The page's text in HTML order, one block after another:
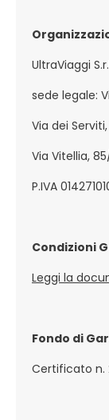
UltraViaggi
sede legale:
Via dei
Via Vitellia,
P.IVA
Condizioni
Leggi la
Fondo di
Certificato n.